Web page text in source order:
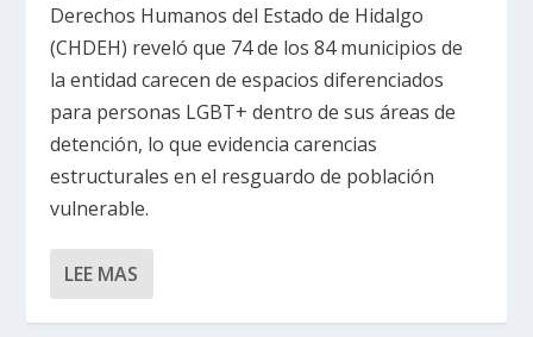
Derechos Humanos del Estado de Hidalgo
(CHDEH) reveló que 74 de los 84 municipios de
la entidad carecen de espacios diferenciados
para personas LGBT+ dentro de sus áreas de
detención, lo que evidencia carencias
estructurales en el resguardo de población
vulnerable.
LEE MAS